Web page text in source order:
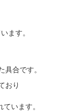
ます。
合です。
おり
います。